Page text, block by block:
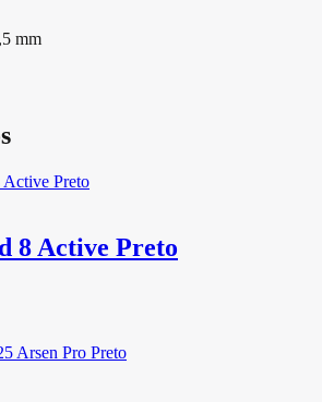
mm
8 Active Preto